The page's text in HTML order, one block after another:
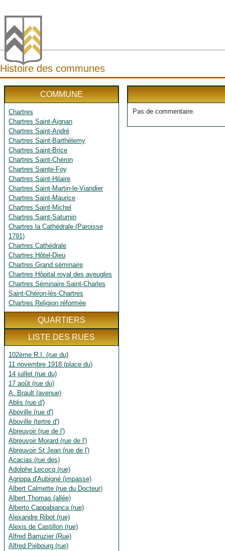
Histoire des communes
COMMUNE
Chartres
Chartres Saint-Aignan
Chartres Saint-André
Chartres Saint-Barthélemy
Chartres Saint-Brice
Chartres Saint-Chéron
Chartres Sainte-Foy
Chartres Saint-Hilaire
Chartres Saint-Martin-le-Viandier
Chartres Saint-Maurice
Chartres Saint-Michel
Chartres Saint-Saturnin
Chartres la Cathédrale (Paroisse
1791)
Chartres Cathédrale
Chartres Hôtel-Dieu
Chartres Grand séminaire
Chartres Hôpital royal des aveugles
Chartres Séminaire Saint-Charles
Saint-Chéron-lès-Chartres
Chartres Religion réformée
QUARTIERS
LISTE DES RUES
102ème R.I. (rue du)
11 novembre 1918 (place du)
14 juillet (rue du)
17 août (rue du)
A. Brault (avenue)
Ablis (rue d')
Aboville (rue d')
Aboville (tertre d')
Abreuvoir (rue de l')
Abreuvoir Morard (rue de l')
Abreuvoir St Jean (rue de l')
Acacias (rue des)
Adolphe Lecocq (rue)
Agrippa d'Aubigné (impasse)
Albert Calmette (rue du Docteur)
Albert Thomas (allée)
Alberto Cappabianca (rue)
Alexandre Ribot (rue)
Alexis de Castillon (rue)
Alfred Barruzier (Rue)
Alfred Piébourg (rue)
Pas de commentaire.